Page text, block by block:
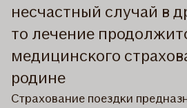
несчастный случай в
то лечение
медицинского
родине
Страхование поездки